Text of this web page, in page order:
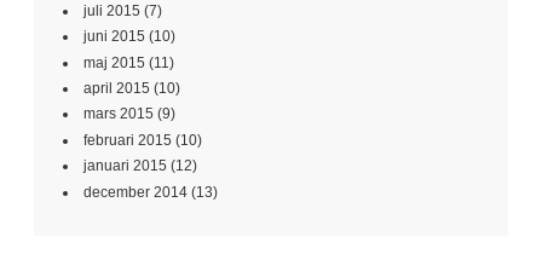
juli 2015 (7)
juni 2015 (10)
maj 2015 (11)
april 2015 (10)
mars 2015 (9)
februari 2015 (10)
januari 2015 (12)
december 2014 (13)